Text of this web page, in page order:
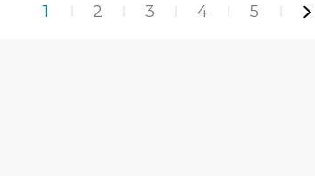
1 2 3 4 5